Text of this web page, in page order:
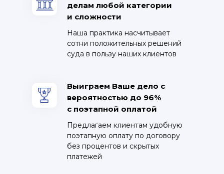
делам любой категории
и сложности
Выиграем Ваше дело с
вероятностью до 96%
с поэтапной оплатой
Наша практика насчитывает
сотни положительных решений
суда в пользу наших клиентов
Предлагаем клиентам удобную
поэтапную оплату по договору
без процентов и скрытых
платежей